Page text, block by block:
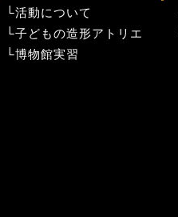
└活動について
└子どもの造形アトリエ
└博物館実習